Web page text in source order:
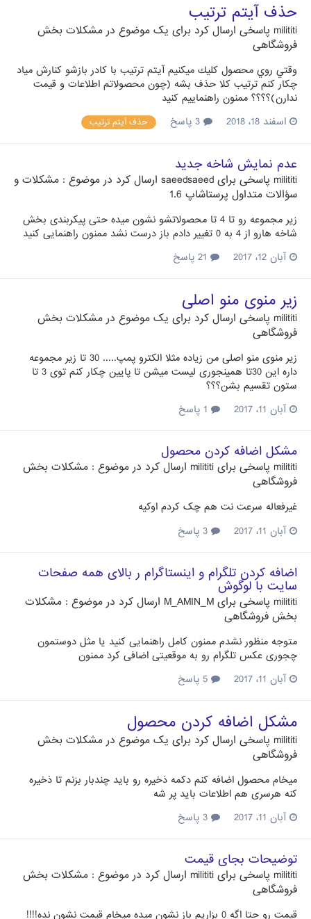
حذف آيتم ترتيب
milititi پاسخی ارسال کرد برای یک موضوع در مشکلات بخش
فروشگاهی
وقتي روي محصول كليك ميكنيم آيتم ترتيب با كادر بازشو كنارش مياد
چكار كنم ترتيب كلا حذف بشه (چون محصولاتم اطلاعات و قيمت
ندارن)؟؟؟؟ ممنون راهنماييم كنيد
اسفند 18، 2018
حذف آيتم ترتيب
عدم نمایش شاخه جدید
milititi پاسخی برای saeedsaeed ارسال کرد در موضوع : مشکلات و
سؤالات متداول پرستاشاپ 1.6
زیر مجموعه رو تا 4 تا محصولاتشو نشون میده حتی پیکربندی بخش
شاخه هارو از 4 به 0 تغییر دادم باز درست نشد ممنون راهنمایی کنید
آبان 12، 2017
زیر منوی منو اصلی
milititi پاسخی ارسال کرد برای یک موضوع در مشکلات بخش
فروشگاهی
زیر منوی منو اصلی من زیاده مثلا الکترو پمپ..... 30 تا زیر مجموعه
داره این 30تا همینجوری لیست میشن تا پایین چکار کنم توی 3 تا
ستون تقسیم بشن؟؟؟
آبان 11، 2017
مشکل اضافه کردن محصول
milititi پاسخی برای milititi ارسال کرد در موضوع : مشکلات بخش
فروشگاهی
غیرفعاله سرعت نت هم چک کردم اوکیه
آبان 11، 2017
اضافه کردن تلگرام و اینستاگرام ر بالای همه صفحات
سایت با لوگوش
milititi پاسخی برای M_AMIN_M ارسال کرد در موضوع : مشکلات
بخش فروشگاهی
متوجه منظور نشدم ممنون کامل راهنمایی کنید یا مثل دوستمون
چجوری عکس تلگرام رو به موقعیتی اضافی کرد ممنون
آبان 11، 2017
مشکل اضافه کردن محصول
milititi پاسخی ارسال کرد برای یک موضوع در مشکلات بخش
فروشگاهی
میخام محصول اضافه کنم دکمه ذخیره رو باید چندبار بزنم تا ذخیره
کنه هرسری هم اطلاعات باید پر شه
آبان 11، 2017
توضیحات بجای قیمت
milititi پاسخی برای milititi ارسال کرد در موضوع : مشکلات بخش
فروشگاهی
قیمت رو حتا اگه 0 بزاریم باز نشون میده میخام قیمت نشون نده!!!!